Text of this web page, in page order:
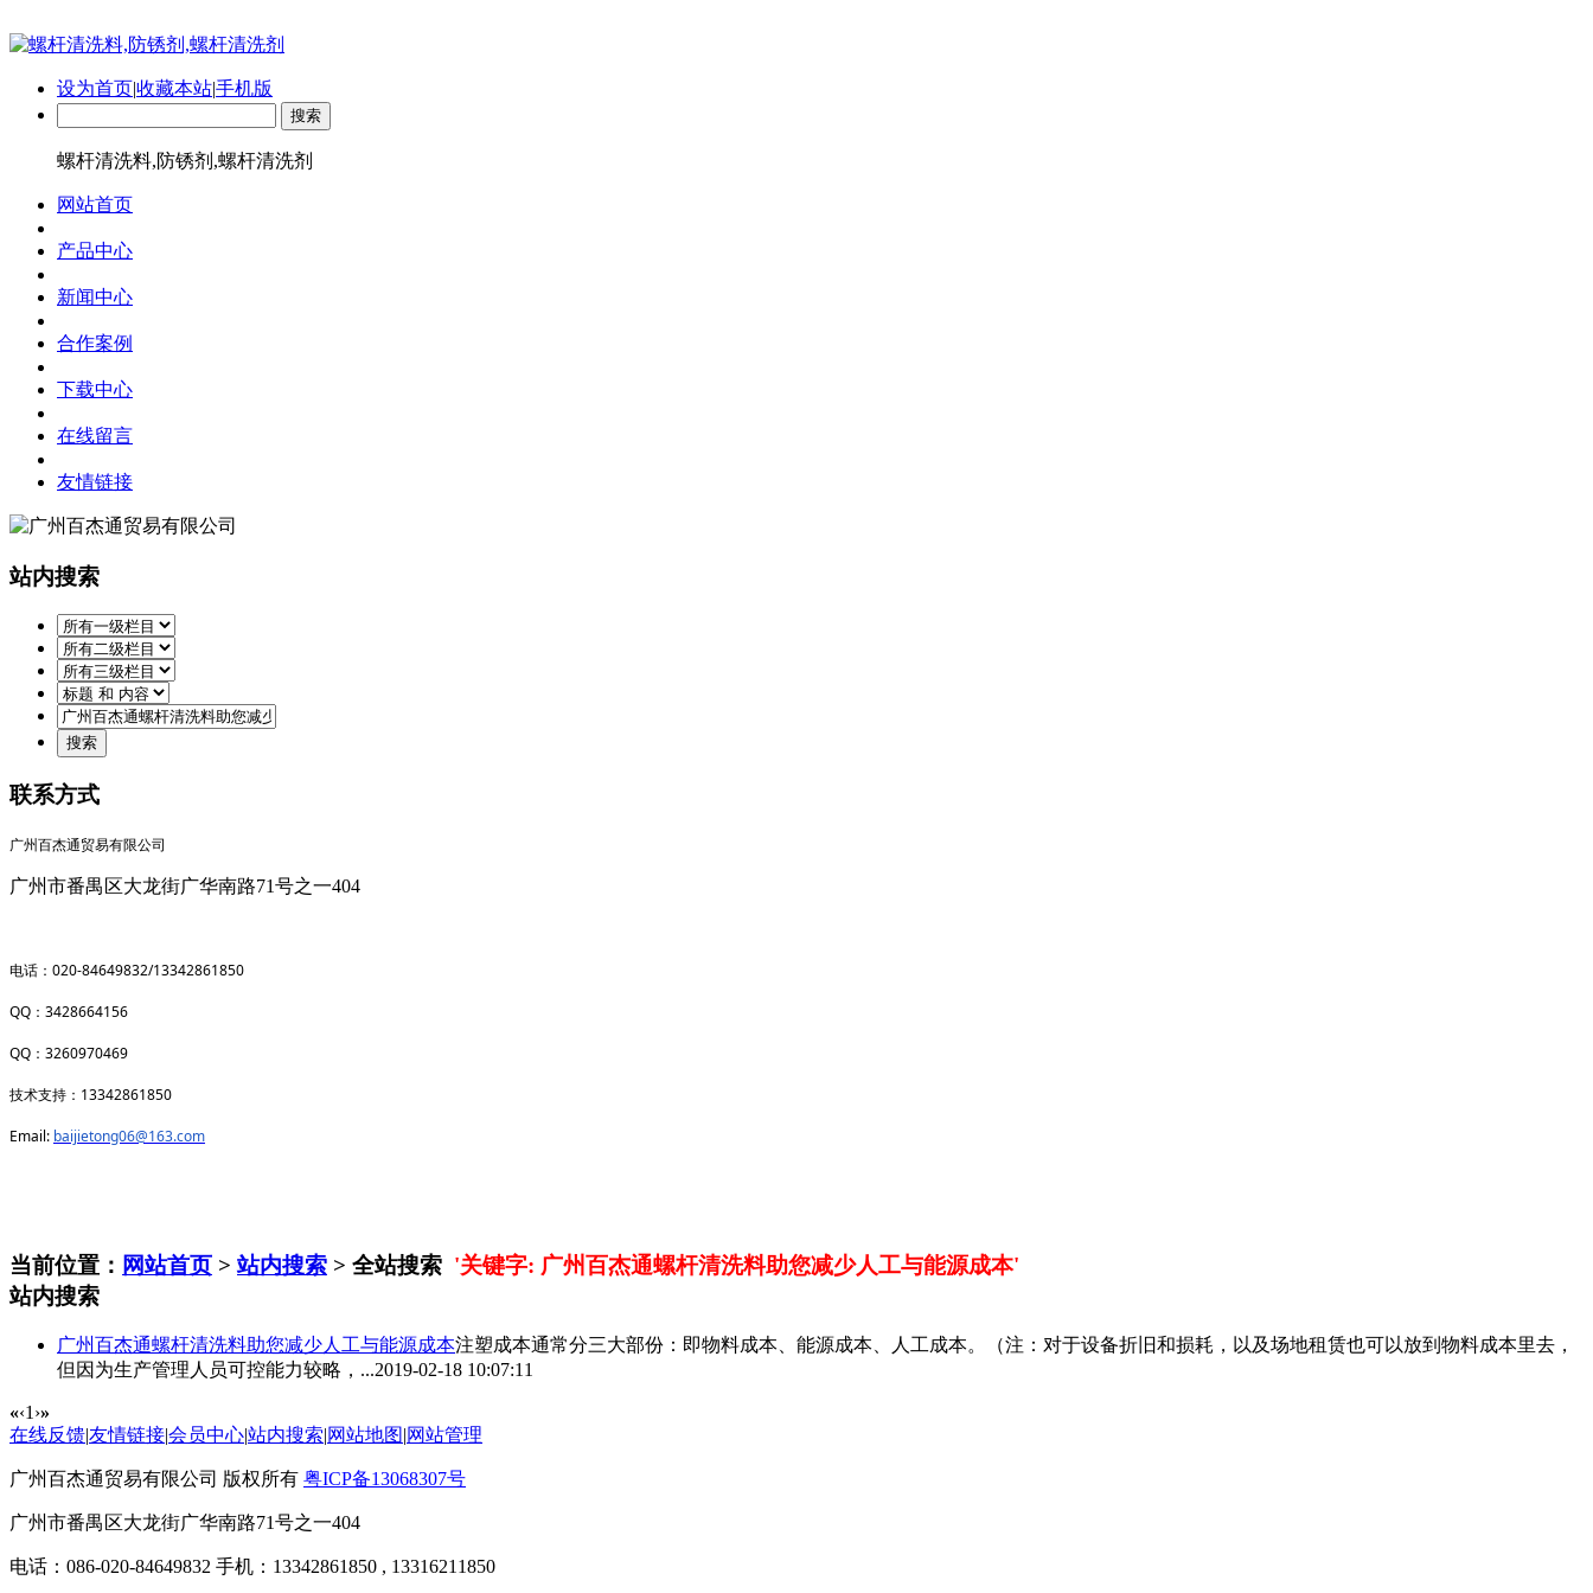
设为首页|收藏本站|手机版
螺杆清洗料,防锈剂,螺杆清洗剂
网站首页
产品中心
新闻中心
合作案例
下载中心
在线留言
友情链接
站内搜索
联系方式
广州百杰通贸易有限公司
广州市番禺区大龙街广华南路71号之一404
电话： 020-84649832/13342861850
QQ ： 3428664156
QQ ： 3260970469
技术支持： 13342861850
Email: baijietong06@163.com
当前位置： 网站首页 > 站内搜索 > 全站搜索 '关键字: 广州百杰通螺杆清洗料助您减少人工与能源成本'
站内搜索
广州百杰通螺杆清洗料助您减少人工与能源成本注塑成本通常分三大部份：即物料成本、能源成本、人工成本。（注：对于设备折旧和损耗，以及场地租赁也可以放到物料成本里去，
但因为生产管理人员可控能力较略，...2019-02-18 10:07:11
«‹1 ›»
在线反馈|友情链接|会员中心|站内搜索|网站地图|网站管理
广州百杰通贸易有限公司 版权所有 粤ICP备13068307号
广州市番禺区大龙街广华南路71号之一404
电话：086-020-84649832 手机：13342861850 , 13316211850